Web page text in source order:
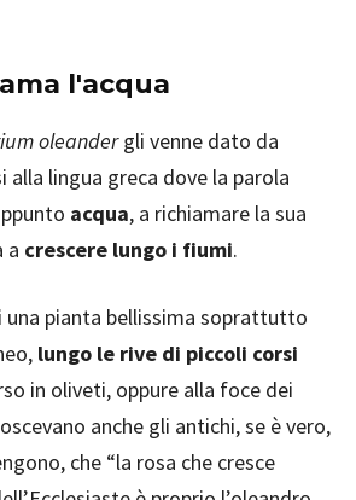
l'acqua
oleandergli venne dato da
alla lingua greca dove la parola
acqua, a richiamare la sua
a crescere lungo i fiumi.
pianta bellissima soprattutto
lungo le rive di piccoli corsi
in oliveti, oppure alla foce dei
anche gli antichi, se è vero,
che “la rosa che cresce